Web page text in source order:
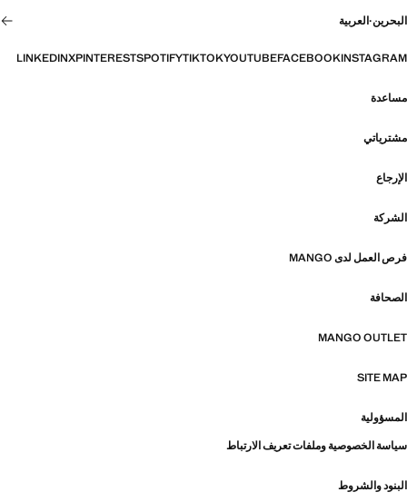
البحرين·العربية
INSTAGRAM
FACEBOOK
YOUTUBE
TIKTOK
SPOTIFY
PINTEREST
X
LINKEDIN
مساعدة
مشترياتي
الإرجاع
الشركة
فرص العمل لدى MANGO
الصحافة
MANGO OUTLET
SITE MAP
المسؤولية
سياسة الخصوصية وملفات تعريف الارتباط
البنود والشروط